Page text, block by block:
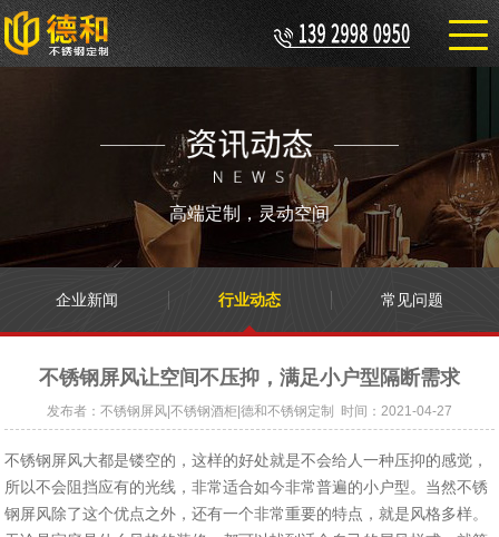
高端定制，灵动空间
企业新闻 行业动态 常见问题
不锈钢屏风让空间不压抑，满足小户型隔断需求
发布者：不锈钢屏风|不锈钢酒柜|德和不锈钢定制 时间：2021-04-27
不锈钢屏风大都是镂空的，这样的好处就是不会给人一种压抑的感觉，
所以不会阻挡应有的光线，非常适合如今非常普遍的小户型。当然不锈
钢屏风除了这个优点之外，还有一个非常重要的特点，就是风格多样。